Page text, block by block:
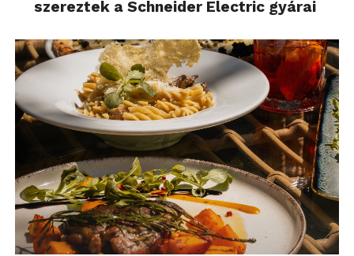
szereztek a Schneider Electric gyárai